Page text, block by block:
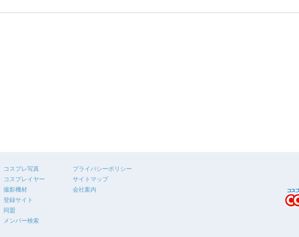
コスプレ写真
コスプレイヤー
撮影機材
登録サイト
同盟
メンバー検索
プライバシーポリシー
サイトマップ
会社案内